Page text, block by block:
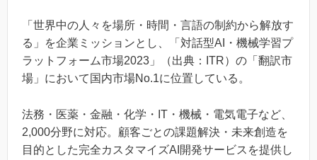
「世界中の人々を場所・時間・言語の制約から解放す
る」を企業ミッションとし、「対話型AI・機械学習プ
ラットフォーム市場2023」（出典：ITR）の「翻訳市
場」において国内市場No.1に位置している。
法務・医薬・金融・化学・IT・機械・電気電子など、
2,000分野に対応。顧客ごとの課題解決・未来創造を
目的とした完全カスタマイズAI開発サービスを提供し